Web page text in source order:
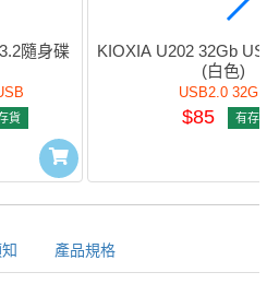
隨身碟
貨
KIOXIA U202 32Gb
(白色)
USB2.0 32GB
$85 有存貨
產品規格